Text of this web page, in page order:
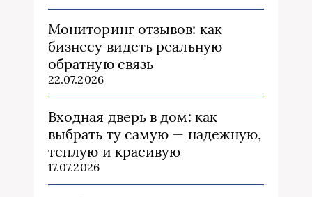
Мониторинг отзывов: как
бизнесу видеть реальную
обратную связь
22.07.2026
Входная дверь в дом: как
выбрать ту самую — надежную,
теплую и красивую
17.07.2026